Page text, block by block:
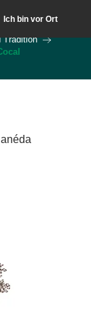
Ich bin vor Ort
Tradition